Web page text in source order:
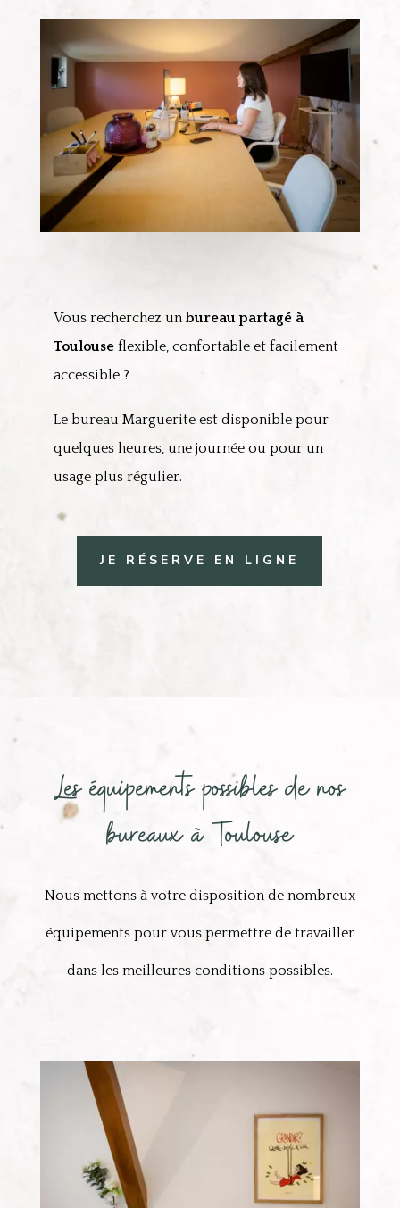
Vous recherchez unbureau partagé à
Toulouseflexible, confortable et facilement
accessible ?
Le bureau Marguerite est disponible pour
quelques heures, une journée ou pour un
usage plus régulier.
JE RÉSERVE EN LIGNE
Les équipements possibles de nos
bureaux à Toulouse
Nous mettons à votre disposition de nombreux
équipements pour vous permettre de travailler
dans les meilleures conditions possibles.